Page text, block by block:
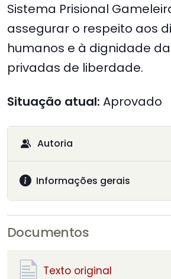
Sistema Prisional
assegurar o respeito aos
humanos e à dignidade
privadas de liberdade.
Situação atual: Aprovado
Autoria
Informações gerais
Documentos
Texto original